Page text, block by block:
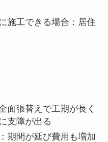
施工できる場合：居住
面張替えで工期が長く
支障が出る
期間が延び費用も増加